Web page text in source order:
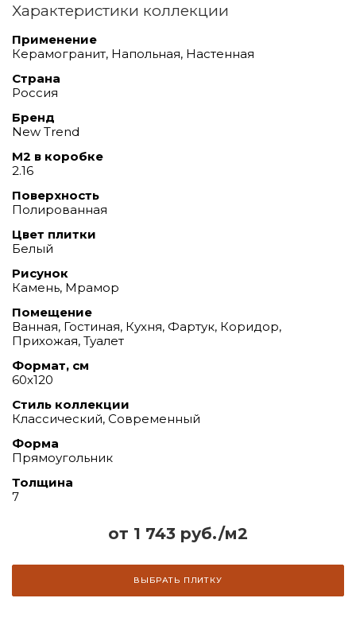
от 1 743 руб./м2
ВЫБРАТЬ ПЛИТКУ
Характеристики коллекции
Применение
Керамогранит, Напольная, Настенная
Страна
Россия
Бренд
New Trend
М2 в коробке
2.16
Поверхность
Полированная
Цвет плитки
Белый
Рисунок
Камень, Мрамор
Помещение
Ванная, Гостиная, Кухня, Фартук, Коридор,
Прихожая, Туалет
Формат, см
60х120
Стиль коллекции
Классический, Современный
Форма
Прямоугольник
Толщина
7